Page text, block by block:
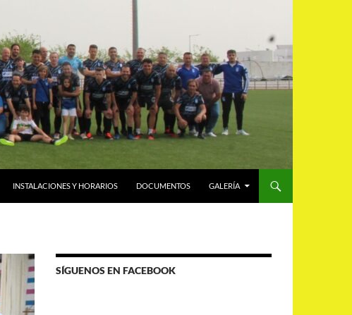
INSTALACIONES Y HORARIOS DOCUMENTOS GALERÍA
SÍGUENOS EN FACEBOOK